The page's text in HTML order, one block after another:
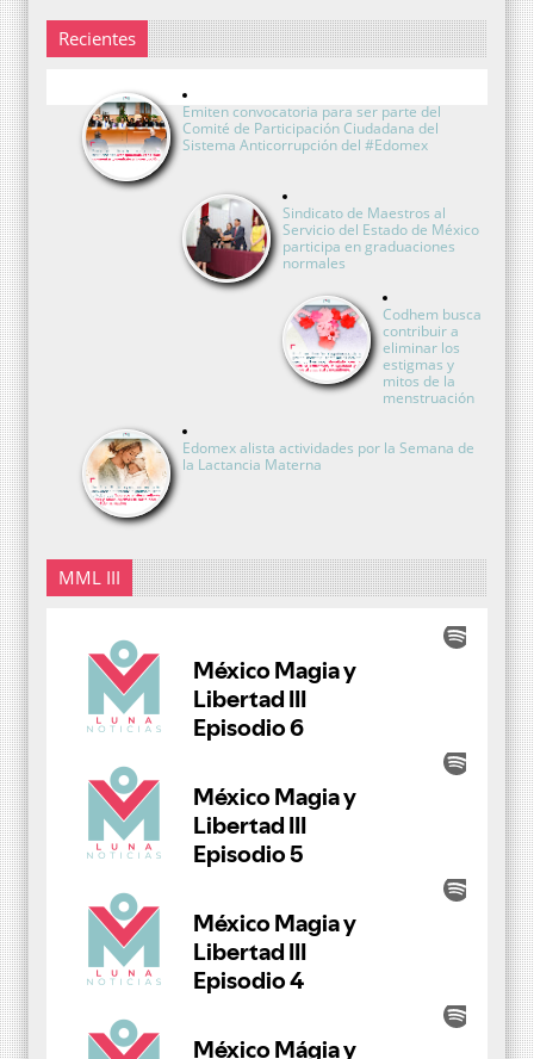
Recientes
Emiten convocatoria para ser parte del
Comité de Participación Ciudadana del
Sistema Anticorrupción del #Edomex
Sindicato de Maestros al
Servicio del Estado de México
participa en graduaciones
normales
Codhem busca
contribuir a
eliminar los
estigmas y
mitos de la
menstruación
Edomex alista actividades por la Semana de
la Lactancia Materna
MML III